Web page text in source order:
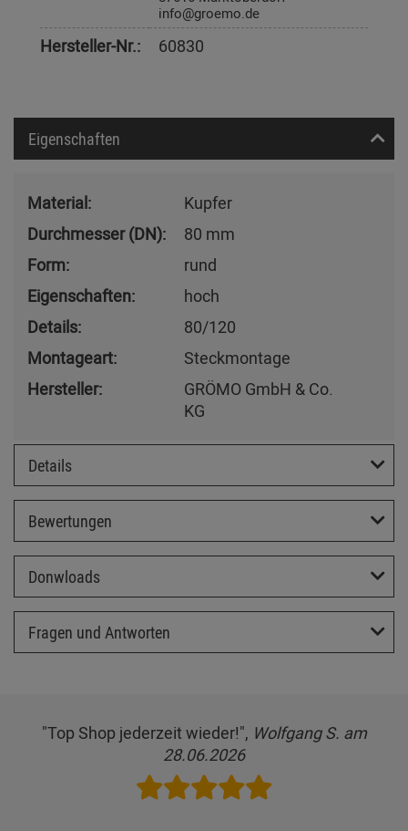
info@groemo.de
Hersteller-Nr.: 60830
Eigenschaften
Material:
Kupfer
Durchmesser (DN):
80 mm
Form:
rund
Eigenschaften:
hoch
Details:
80/120
Montageart:
Steckmontage
Hersteller:
GRÖMO GmbH & Co.
KG
Details
Bewertungen
Donwloads
Fragen und Antworten
"Top Shop jederzeit wieder!", Wolfgang S. am
28.06.2026